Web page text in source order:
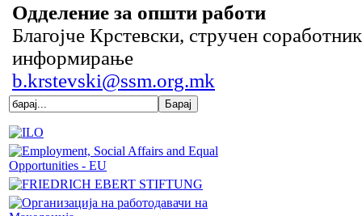
Одделение за општи работи
Благојче Крстевски, стручен
информирање
b.krstevski@ssm.org.mk